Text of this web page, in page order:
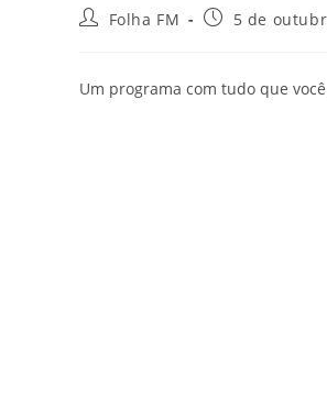
Folha FM 5 de
Um programa com tudo que